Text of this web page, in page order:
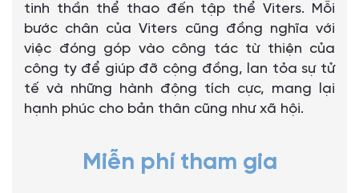
tinh thần thể thao đến tập thể Viters. Mỗi
bước chân của Viters cũng đồng nghĩa với
việc đóng góp vào công tác từ thiện của
công ty để giúp đỡ cộng đồng, lan tỏa sự tử
tế và những hành động tích cực, mang lại
hạnh phúc cho bản thân cũng như xã hội.
Miễn phí tham gia